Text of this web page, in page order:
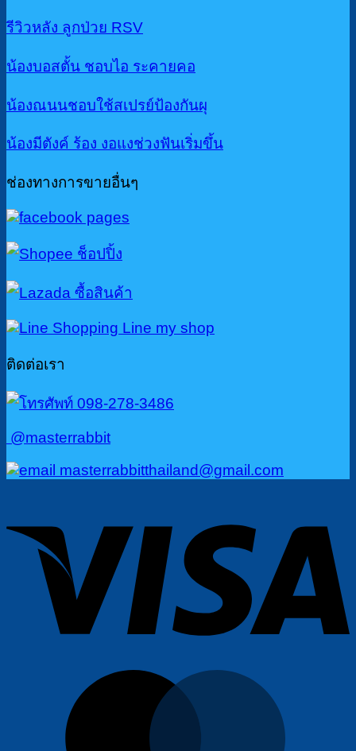
รีวิวหลัง ลูกป่วย RSV
น้องบอสตั้น ชอบไอ ระคายคอ
น้องณนนชอบใช้สเปรย์ป้องกันผุ
น้องมีตังค์ ร้อง งอแงช่วงฟันเริ่มขึ้น
ช่องทางการขายอื่นๆ
ติดต่อเรา
098-278-3486
@masterrabbit
masterrabbitthailand@gmail.com